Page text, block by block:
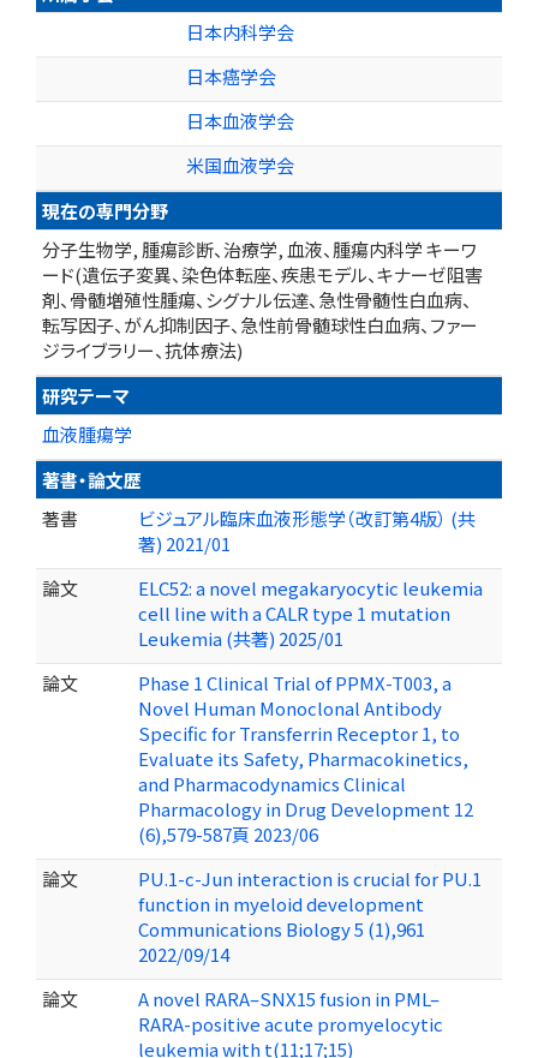
日本内科学会
日本癌学会
日本血液学会
米国血液学会
現在の専門分野
分子生物学, 腫瘍診断、治療学, 血液、腫瘍内科学 キーワ
ード(遺伝子変異、染色体転座、疾患モデル、キナーゼ阻害
剤、骨髄増殖性腫瘍、シグナル伝達、急性骨髄性白血病、
転写因子、がん抑制因子、急性前骨髄球性白血病、ファー
ジライブラリー、抗体療法)
研究テーマ
血液腫瘍学
著書・論文歴
著書
ビジュアル臨床血液形態学（改訂第4版） (共
著) 2021/01
論文
ELC52: a novel megakaryocytic leukemia
cell line with a CALR type 1 mutation
Leukemia (共著) 2025/01
論文
Phase 1 Clinical Trial of PPMX-T003, a
Novel Human Monoclonal Antibody
Specific for Transferrin Receptor 1, to
Evaluate its Safety, Pharmacokinetics,
and Pharmacodynamics Clinical
Pharmacology in Drug Development 12
(6),579-587頁 2023/06
論文
PU.1-c-Jun interaction is crucial for PU.1
function in myeloid development
Communications Biology 5 (1),961
2022/09/14
論文
A novel RARA–SNX15 fusion in PML–
RARA-positive acute promyelocytic
leukemia with t(11;17;15)